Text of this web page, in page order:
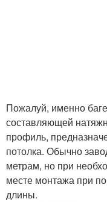
Пожалуй, именно
составляющей
профиль,
потолка. Обычно
метрам, но при
месте монтажа при
длины.